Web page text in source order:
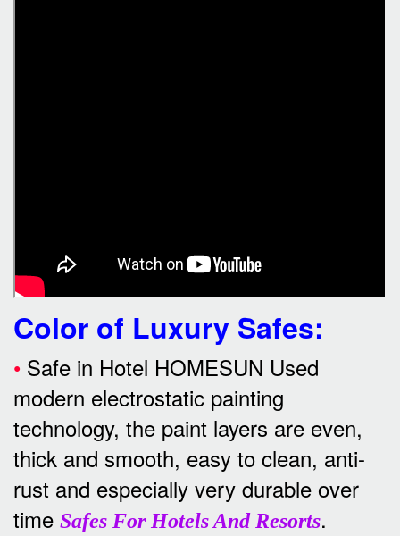
Color of Luxury Safes:
• Safe in Hotel HOMESUN Used
modern electrostatic painting
technology, the paint layers are even,
thick and smooth, easy to clean, anti-
rust and especially very durable over
time Safes For Hotels And Resorts.